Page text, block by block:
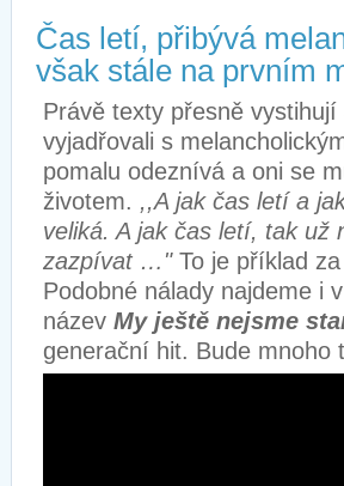
Čas letí, přibývá
však stále na prvním
Právě texty přesně
vyjadřovali s
pomalu odeznívá a oni se
životem. ,,A jak čas letí a
veliká. A jak čas letí, tak už
zazpívat …"To je příklad
Podobné nálady najdeme i
název My ještě nejsme
generační hit. Bude